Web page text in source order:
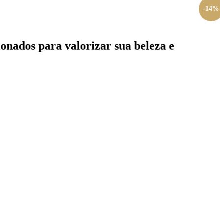
para valorizar sua beleza e
-15%
-14%